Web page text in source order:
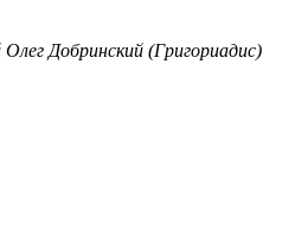
Добринский (Григориадис)